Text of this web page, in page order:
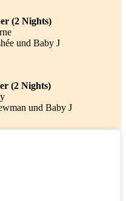
(2 Nights)
und Baby J
(2 Nights)
und Baby J